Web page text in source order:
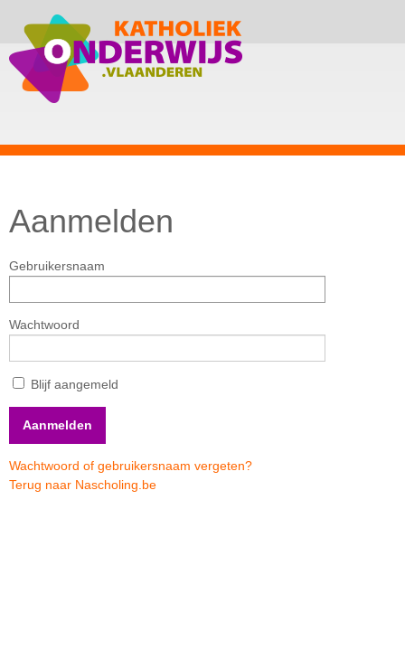
Aanmelden
Gebruikersnaam
Wachtwoord
Blijf aangemeld
Wachtwoord of gebruikersnaam vergeten?
Terug naar Nascholing.be